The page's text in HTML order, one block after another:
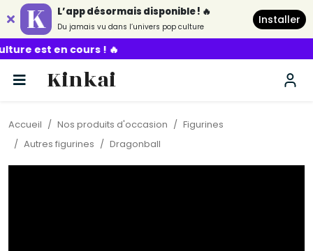
L’app désormais disponible ! 🔥
Du jamais vu dans l’univers pop culture
Installer
! 🔥
Kinkai
Accueil Nos produits d'occasion
Figurines
Autres figurines
Dragonball